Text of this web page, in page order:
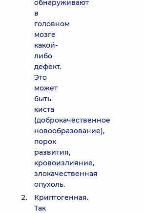
обнаруживают
в
головном
мозге
какой-
либо
дефект.
Это
может
быть
киста
(доброкачественное
новообразование),
порок
развития,
кровоизлияние,
злокачественная
опухоль.
Криптогенная.
Так